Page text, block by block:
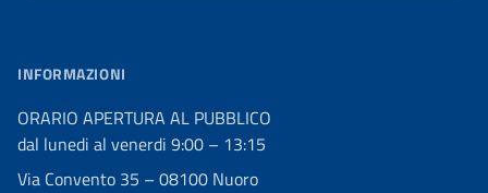
INFORMAZIONI
ORARIO APERTURA AL PUBBLICO
dal lunedi al venerdi 9:00 – 13:15
Via Convento 35 – 08100 Nuoro